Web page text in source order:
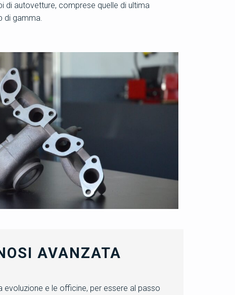
di autovetture, comprese quelle di ultima
di gamma.
AVANZATA
evoluzione e le officine, per essere al passo